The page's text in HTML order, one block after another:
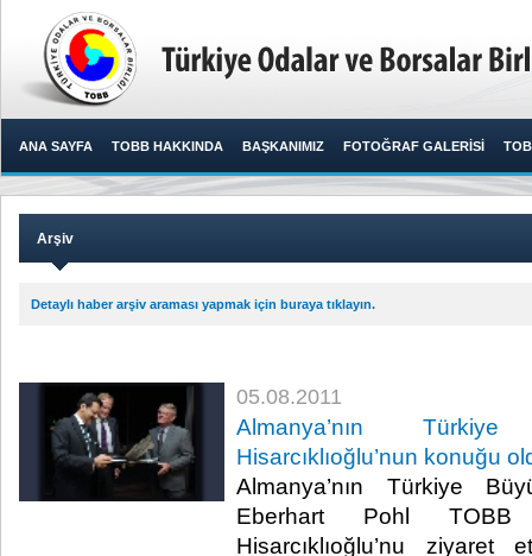
ANA SAYFA TOBB HAKKINDA BAŞKANIMIZ FOTOĞRAF GALERİSİ
Arşiv
Detaylı haber arşiv araması yapmak için buraya tıklayın.
05.08.2011
Almanya’nın
Hisarcıklıoğlu’nun konuğu
Almanya’nın Türkiye
Eberhart Pohl
Hisarcıklıoğlu’nu